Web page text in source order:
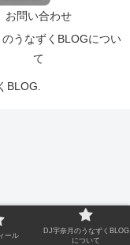
お問い合わせ
のうなずくBLOGについ
て
BLOG.
ール
DJ宇奈月のうなずくBLOG
について